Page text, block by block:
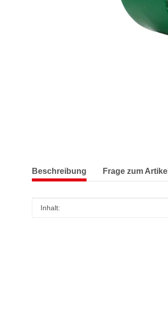
Beschreibung Frage zum Artikel
Produkteigenschaft
Wert
Inhalt: